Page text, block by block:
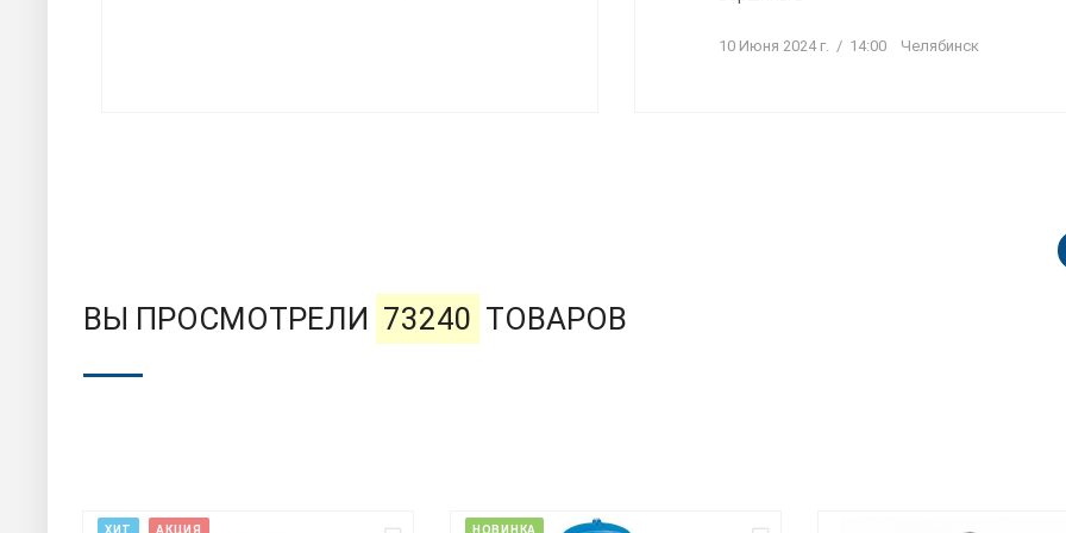
10 Июня 2024 г. / 14:00 Челябинск
ВЫ ПРОСМОТРЕЛИ 73240 ТОВАРОВ
ХИТ НОВИНКА